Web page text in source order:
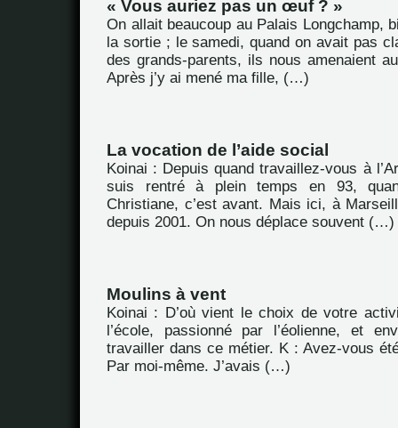
« Vous auriez pas un œuf ? »
On allait beaucoup au Palais Longchamp,
la sortie ; le samedi, quand on avait pas
des grands-parents, ils nous amenaient
Après j’y ai mené ma fille, (…)
La vocation de l’aide social
Koinai : Depuis quand travaillez-vous à
suis rentré à plein temps en 93,
Christiane, c’est avant. Mais ici, à
depuis 2001. On nous déplace souvent (…)
Moulins à vent
Koinai : D’où vient le choix de votre
l’école, passionné par l’éolienne, et
travailler dans ce métier. K : Avez-vous
Par moi-même. J’avais (…)